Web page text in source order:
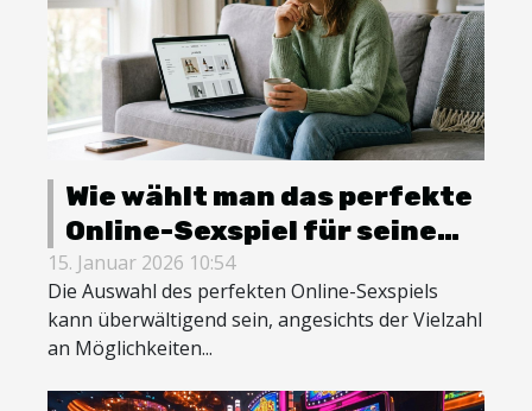
Wie wählt man das perfekte
Online-Sexspiel für seine
Bedürfnisse?
15. Januar 2026 10:54
Die Auswahl des perfekten Online-Sexspiels
kann überwältigend sein, angesichts der Vielzahl
an Möglichkeiten...